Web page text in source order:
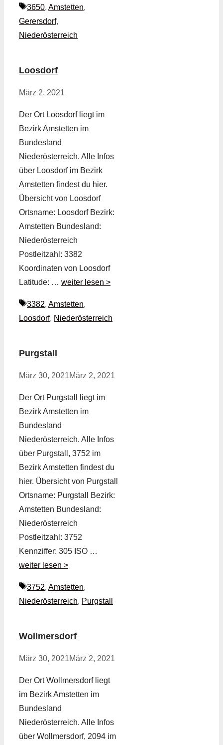
Schlagwörter
3650, Amstetten,
Gerersdorf,
Niederösterreich
Loosdorf
März 2, 2021
Der Ort Loosdorf liegt im
Bezirk Amstetten im
Bundesland
Niederösterreich. Alle Infos
über Loosdorf im Bezirk
Amstetten findest du hier.
Übersicht von Loosdorf
Ortsname: Loosdorf Bezirk:
Amstetten Bundesland:
Niederösterreich
Postleitzahl: 3382
Koordinaten von Loosdorf
Latitude: … weiter lesen >
Schlagwörter
3382, Amstetten,
Loosdorf, Niederösterreich
Purgstall
März 30, 2021März 2, 2021
Der Ort Purgstall liegt im
Bezirk Amstetten im
Bundesland
Niederösterreich. Alle Infos
über Purgstall, 3752 im
Bezirk Amstetten findest du
hier. Übersicht von Purgstall
Ortsname: Purgstall Bezirk:
Amstetten Bundesland:
Niederösterreich
Postleitzahl: 3752
Kennziffer: 305 ISO …
weiter lesen >
Schlagwörter
3752, Amstetten,
Niederösterreich, Purgstall
Wollmersdorf
März 30, 2021März 2, 2021
Der Ort Wollmersdorf liegt
im Bezirk Amstetten im
Bundesland
Niederösterreich. Alle Infos
über Wollmersdorf, 2094 im